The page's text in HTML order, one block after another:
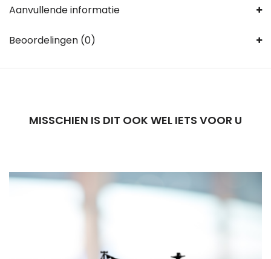
Aanvullende informatie
Beoordelingen (0)
MISSCHIEN IS DIT OOK WEL IETS VOOR U